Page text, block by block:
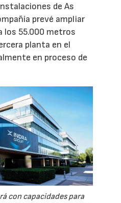
de As
prevé ampliar
los 55.000 metros
planta en el
en proceso de
con capacidades para